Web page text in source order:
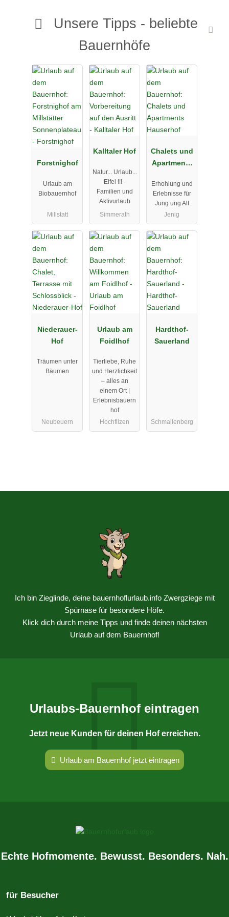
Unsere Tipps - beliebte
Bauernhöfe
Forstnighof
Urlaub am
Biobauernhof
Millstatt
Kalltaler Hof
Natur... Urlaub...
Eifel !!! -
Familien und
Aktivurlaub
Simmerath
Chalets und
Apartments
Erhohlung und
Erlebnisse für
Jung ung Alt
Jenig
Niederauer-
Hof
Träumen unter
Bäumen
Neubeuern
Urlaub am
Foidlhof
Tierliebe, Ruhe
und Herzlichkeit
– alles an
einem Ort |
Erlebnisbauern
hof
Hochfilzen
Hardthof-
Sauerland
Schmallenberg
Ich bin Zieglinde, deine bauernhoflurlaub.info Zwergziege mit
Spürnase für besondere Höfe.
Klick dich durch meine Tipps und finde deinen nächsten
Urlaub auf dem Bauernhof!
Urlaubs-Bauernhof eintragen
Jetzt neue Kunden für deinen Hof erreichen.
Urlaub am Bauernhof jetzt eintragen
Echte Hofmomente. Bewusst. Besonders. Nah.
für Besucher